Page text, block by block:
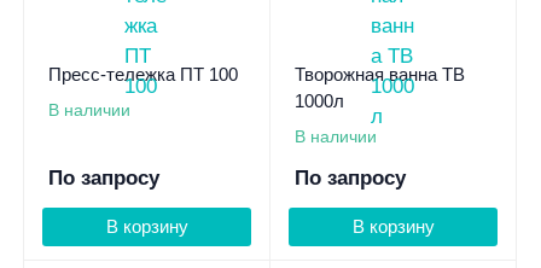
Пресс-тележка ПТ 100
В наличии
По запросу
В корзину
Творожная ванна ТВ
1000л
В наличии
По запросу
В корзину